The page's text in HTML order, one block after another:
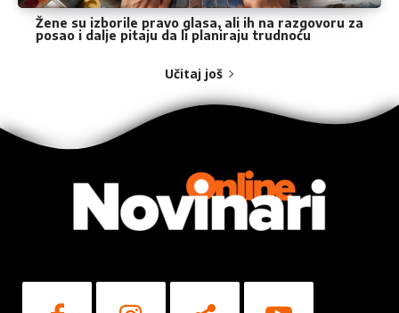
Žene su izborile pravo glasa, ali ih na razgovoru za
posao i dalje pitaju da li planiraju trudnoću
Učitaj još